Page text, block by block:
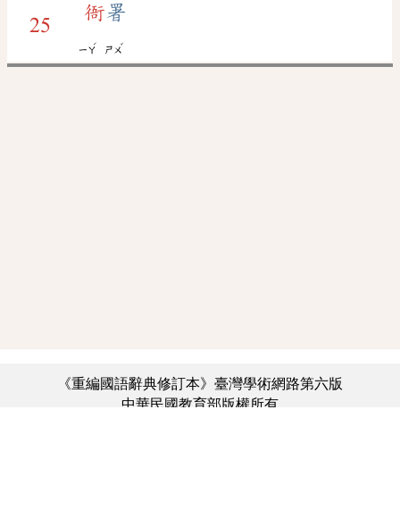
25
衙署
ㄧㄚ
ˊ
ㄕㄨ
ˇ
《重編國語辭典修訂本》臺灣學術網路第六版
中華民國教育部版權所有